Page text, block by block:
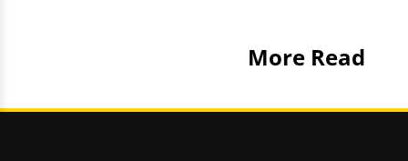
More Read